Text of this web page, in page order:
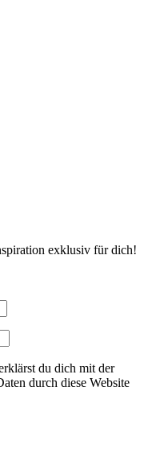
exklusiv für dich!
du dich mit der
durch diese Website